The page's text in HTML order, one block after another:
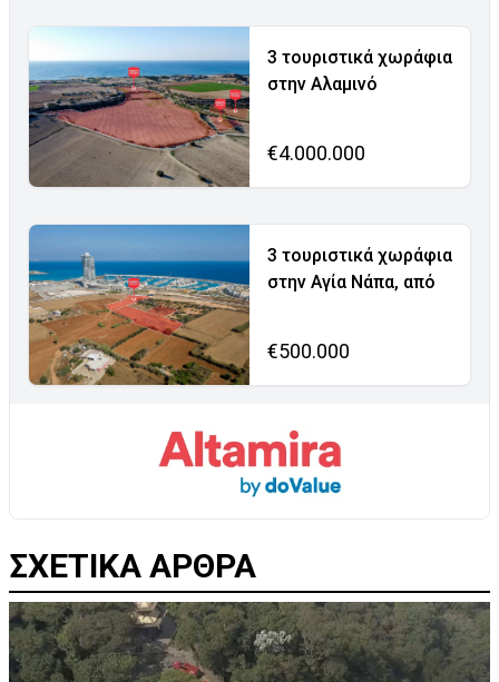
3 τουριστικά χωράφια
στην Αλαμινό
€4.000.000
3 τουριστικά χωράφια
στην Αγία Νάπα, από
€500.000
ΣΧΕΤΙΚΑ ΑΡΘΡΑ